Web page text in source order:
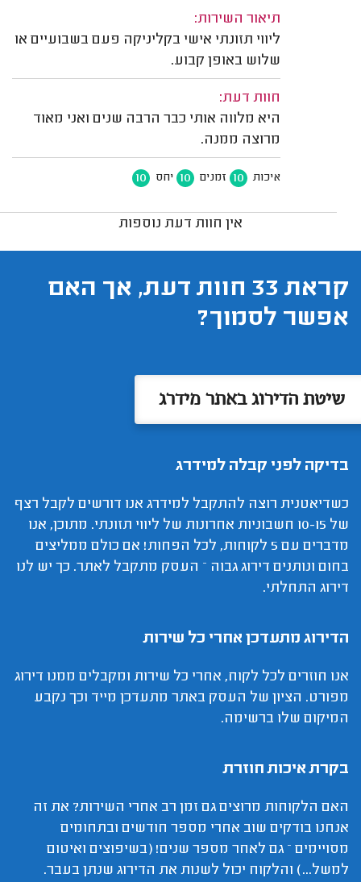
תיאור השירות:
ליווי תזונתי אישי בקליניקה פעם בשבועיים או
שלוש באופן קבוע.
חוות דעת:
היא מלווה אותי כבר הרבה שנים ואני מאוד
מרוצה ממנה.
איכות 10 זמנים 10 יחס 10
אין חוות דעת נוספות
קראת 33 חוות דעת, אך האם
אפשר לסמוך?
שיטת הדירוג באתר מידרג
בדיקה לפני קבלה למידרג
כשדיאטנית רוצה להתקבל למידרג אנו דורשים לקבל רצף
של 10-15 חשבוניות אחרונות של ליווי תזונתי. מתוכן, אנו
מדברים עם 5 לקוחות, לכל הפחות! אם כולם ממליצים
בחום ונותנים דירוג גבוה – העסק מתקבל לאתר. כך יש לנו
דירוג התחלתי.
הדירוג מתעדכן אחרי כל שירות
אנו חוזרים לכל לקוח, אחרי כל שירות ומקבלים ממנו דירוג
מפורט. הציון של העסק באתר מתעדכן מייד וכך נקבע
המיקום שלו ברשימה.
בקרת איכות חוזרת
האם הלקוחות מרוצים גם זמן רב אחרי השירות? את זה
אנחנו בודקים שוב אחרי מספר חודשים ובתחומים
מסויימים – גם לאחר מספר שנים! (בשיפוצים ואיטום
למשל...) והלקוח יכול לשנות את הדירוג שנתן בעבר.